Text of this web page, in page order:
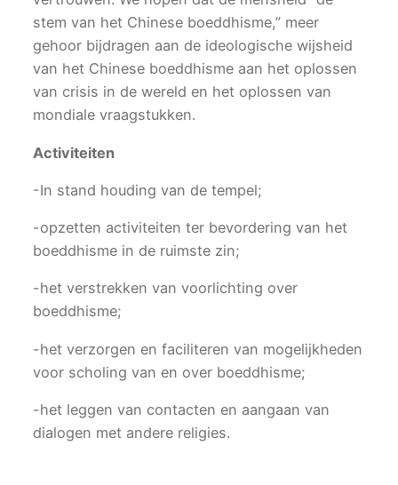
stem van het Chinese boeddhisme,” meer
gehoor bijdragen aan de ideologische wijsheid
van het Chinese boeddhisme aan het oplossen
van crisis in de wereld en het oplossen van
mondiale vraagstukken.
Activiteiten
-In stand houding van de tempel;
-opzetten activiteiten ter bevordering van het
boeddhisme in de ruimste zin;
-het verstrekken van voorlichting over
boeddhisme;
-het verzorgen en faciliteren van mogelijkheden
voor scholing van en over boeddhisme;
-het leggen van contacten en aangaan van
dialogen met andere religies.